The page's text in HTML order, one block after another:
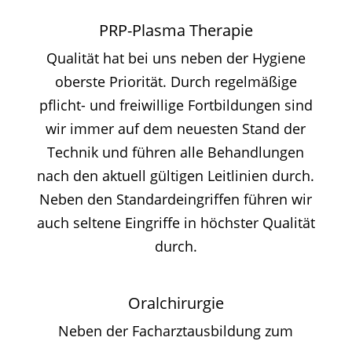
PRP-Plasma Therapie
Qualität hat bei uns neben der Hygiene
oberste Priorität. Durch regelmäßige
pflicht- und freiwillige Fortbildungen sind
wir immer auf dem neuesten Stand der
Technik und führen alle Behandlungen
nach den aktuell gültigen Leitlinien durch.
Neben den Standardeingriffen führen wir
auch seltene Eingriffe in höchster Qualität
durch.
Oralchirurgie
Neben der Facharztausbildung zum